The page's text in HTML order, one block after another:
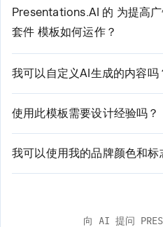
Presentations.AI 的 为提高
套件 模板如何运作？
我们AI驱动的为广告效果
的模板通过三个简单步骤
1. 选择模板并输入您的基本要求
2. 我们的AI分析您的输入并生成定
我可以自定义AI生成的内容吗
是的，当然可以！虽然我们的
容，但您仍拥有完全的控制权
本、修改布局、调整样式，以
平台既提供自动化建议，也支
使用此模板需要设计经验吗？
无需设计经验！我们由 AI 驱
素。您只需专注于内容，我们
果。我们的智能设计系统会根
我可以使用我的品牌颜色和标
是的！我们的模板支持全面的
向 AI 提问